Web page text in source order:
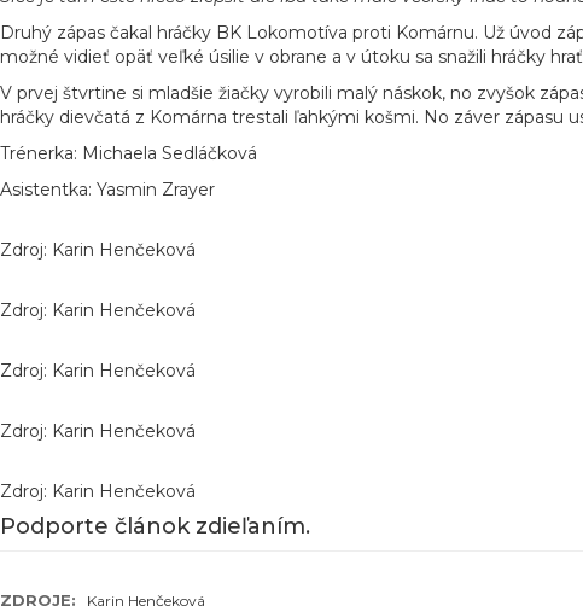
Druhý zápas čakal hráčky BK Lokomotíva proti Komárnu. Už úvod
možné vidieť opäť veľké úsilie v obrane a v útoku sa snažili hráčky
V prvej štvrtine si mladšie žiačky vyrobili malý náskok, no zvyšok
hráčky dievčatá z Komárna trestali ľahkými košmi. No záver zápasu
Trénerka: Michaela Sedláčková
Asistentka: Yasmin Zrayer
Zdroj: Karin Henčeková
Zdroj: Karin Henčeková
Zdroj: Karin Henčeková
Zdroj: Karin Henčeková
Zdroj: Karin Henčeková
Podporte článok zdieľaním.
ZDROJE: Karin Henčeková